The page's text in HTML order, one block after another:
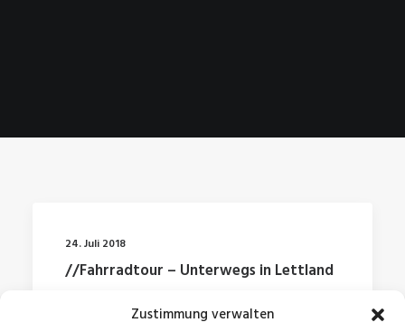
Zustimmung verwalten
24. Juli 2018
//Fahrradtour – Unterwegs in Lettland